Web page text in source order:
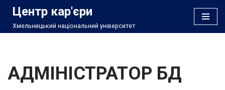
Перейти
Центр кар'єри
Хмельницький національний університет
АДМІНІСТРАТОР БД